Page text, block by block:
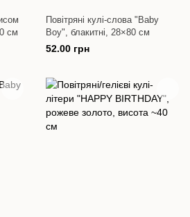
cм
Повітряні кулі-слова "Baby
Boy", блакитні, 28×80 см
52.00 грн